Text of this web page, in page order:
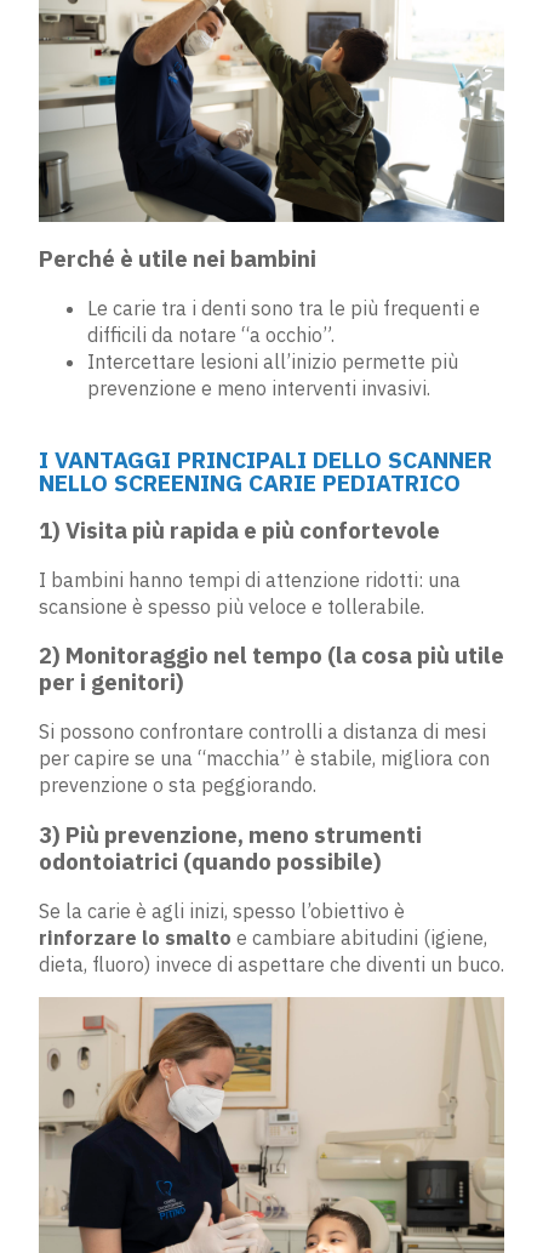
Perché è utile nei bambini
Le carie tra i denti sono tra le più frequenti e
difficili da notare “a occhio”.
Intercettare lesioni all’inizio permette più
prevenzione e meno interventi invasivi.
I VANTAGGI PRINCIPALI DELLO SCANNER
NELLO SCREENING CARIE PEDIATRICO
1) Visita più rapida e più confortevole
I bambini hanno tempi di attenzione ridotti: una
scansione è spesso più veloce e tollerabile.
2) Monitoraggio nel tempo (la cosa più utile
per i genitori)
Si possono confrontare controlli a distanza di mesi
per capire se una “macchia” è stabile, migliora con
prevenzione o sta peggiorando.
3) Più prevenzione, meno strumenti
odontoiatrici (quando possibile)
Se la carie è agli inizi, spesso l’obiettivo è
rinforzare lo smalto e cambiare abitudini (igiene,
dieta, fluoro) invece di aspettare che diventi un buco.